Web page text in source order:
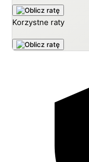
Korzystne raty